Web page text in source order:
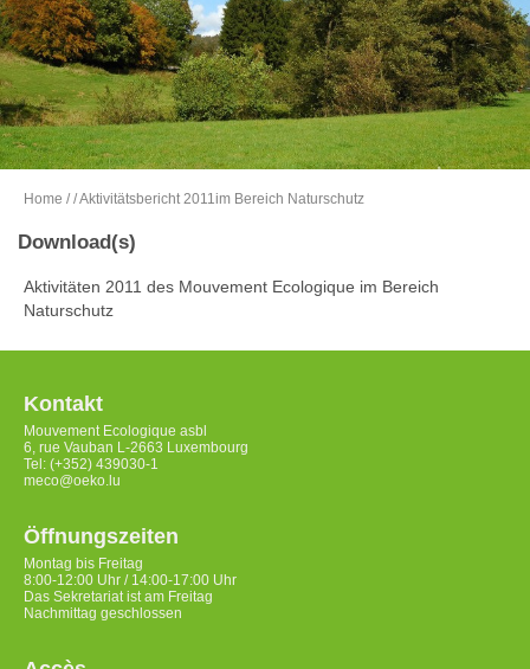
Home // Aktivitätsbericht 2011im Bereich Naturschutz
Download(s)
Aktivitäten 2011 des Mouvement Ecologique im Bereich
Naturschutz
Kontakt
Mouvement Ecologique asbl
6, rue Vauban L-2663 Luxembourg
Tel: (+352) 439030-1
meco@oeko.lu
Öffnungszeiten
Montag bis Freitag
8:00-12:00 Uhr / 14:00-17:00 Uhr
Das Sekretariat ist am Freitag
Nachmittag geschlossen